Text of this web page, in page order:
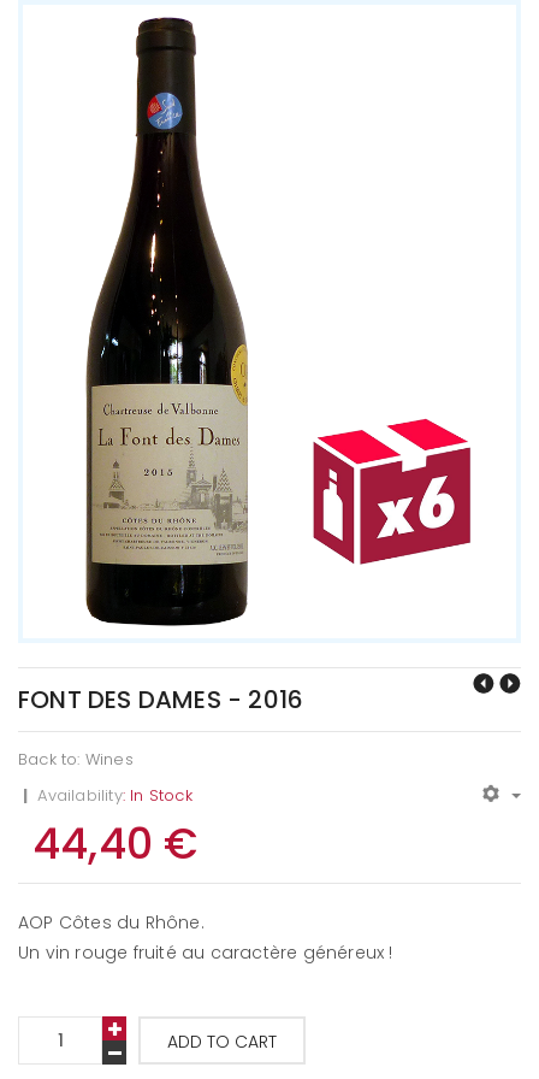
FONT DES DAMES - 2016
Back to: Wines
| Availability: In Stock
44,40 €
AOP Côtes du Rhône.
Un vin rouge fruité au caractère généreux !